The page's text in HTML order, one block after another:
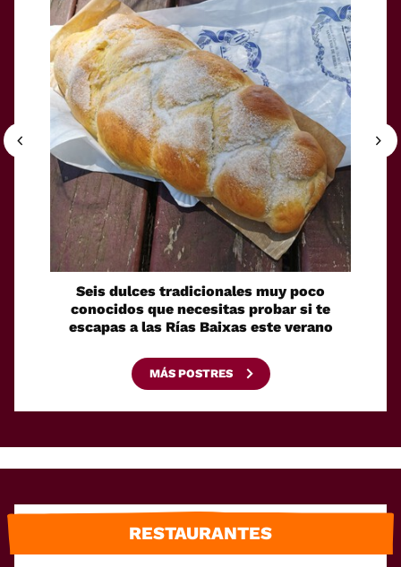
Seis dulces tradicionales muy poco
conocidos que necesitas probar si te
escapas a las Rías Baixas este verano
MÁS POSTRES
RESTAURANTES